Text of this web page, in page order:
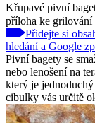
Křupavé pivní
příloha ke grilování
Přidejte si
hledání a Google
Pivní bagety se
nebo lenošení na
který je
cibulky vás určitě